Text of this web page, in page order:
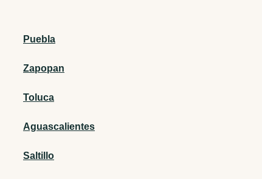
Puebla
Zapopan
Toluca
Aguascalientes
Saltillo